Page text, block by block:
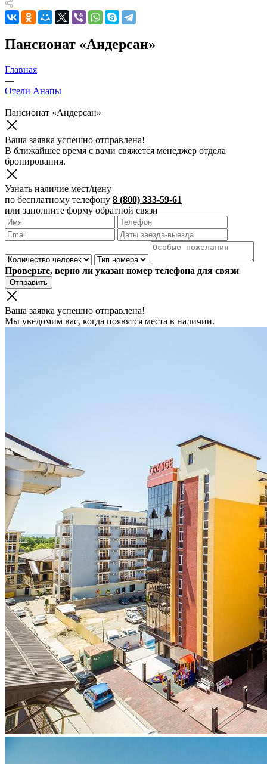
Пансионат «Андерсан»
Главная
—
Отели Анапы
—
Пансионат «Андерсан»
Ваша заявка успешно отправлена!
В ближайшее время с вами свяжется менеджер отдела
бронирования.
Узнать наличие мест/цену
по бесплатному телефону 8 (800) 333-59-61
или заполните форму обратной связи
Проверьте, верно ли указан номер телефона для связи
Отправить
Ваша заявка успешно отправлена!
Мы уведомим вас, когда появятся места в наличии.